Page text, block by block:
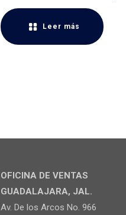
Leer más
OFICINA DE VENTAS
GUADALAJARA, JAL.
Av. De los Arcos No. 966